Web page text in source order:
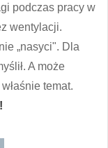
podczas pracy w
wentylacji.
„nasyci". Dla
A może
temat.